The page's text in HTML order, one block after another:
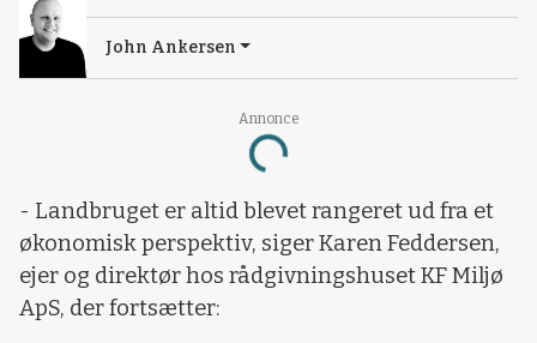
Annonce
Loading...
John Ankersen
- Landbruget er altid blevet rangeret ud fra et
økonomisk perspektiv, siger Karen Feddersen,
ejer og direktør hos rådgivningshuset KF Miljø
ApS, der fortsætter: